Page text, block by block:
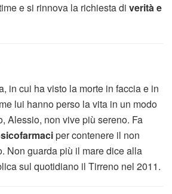
e si rinnova la richiesta di verità e
in cui ha visto la morte in faccia e in
lui hanno perso la vita in un modo
Alessio, non vive più sereno. Fa
per contenere il non
Non guarda più il mare dice alla
sul quotidiano il Tirreno nel 2011.